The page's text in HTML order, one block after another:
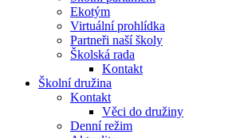
Ekotým
Virtuální prohlídka
Partneři naší školy
Školská rada
Kontakt
Školní družina
Kontakt
Věci do družiny
Denní režim